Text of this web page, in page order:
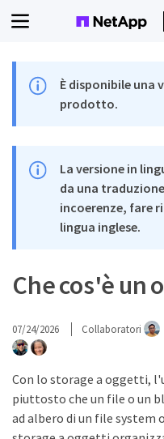
È disponibile una
prodotto.
La versione in
da una
incoerenze, fare
lingua inglese.
Che cos'è un
07/24/2026 Collaboratori
Con lo storage a oggetti,
piuttosto che un file o un
ad albero di un file system